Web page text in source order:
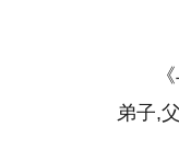
弟子,